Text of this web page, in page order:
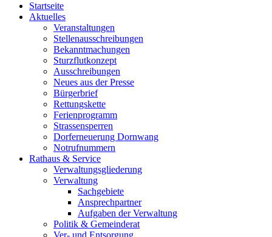
Startseite
Aktuelles
Veranstaltungen
Stellenausschreibungen
Bekanntmachungen
Sturzflutkonzept
Ausschreibungen
Neues aus der Presse
Bürgerbrief
Rettungskette
Ferienprogramm
Strassensperren
Dorferneuerung Dornwang
Notrufnummern
Rathaus & Service
Verwaltungsgliederung
Verwaltung
Sachgebiete
Ansprechpartner
Aufgaben der Verwaltung
Politik & Gemeinderat
Ver- und Entsorgung